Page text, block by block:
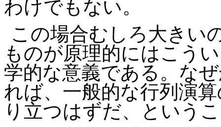
わけでもない。
この場合むしろ大きい
ものが原理的にはこう
学的な意義である。な
れば、一般的な行列演
り立つはずだ、という